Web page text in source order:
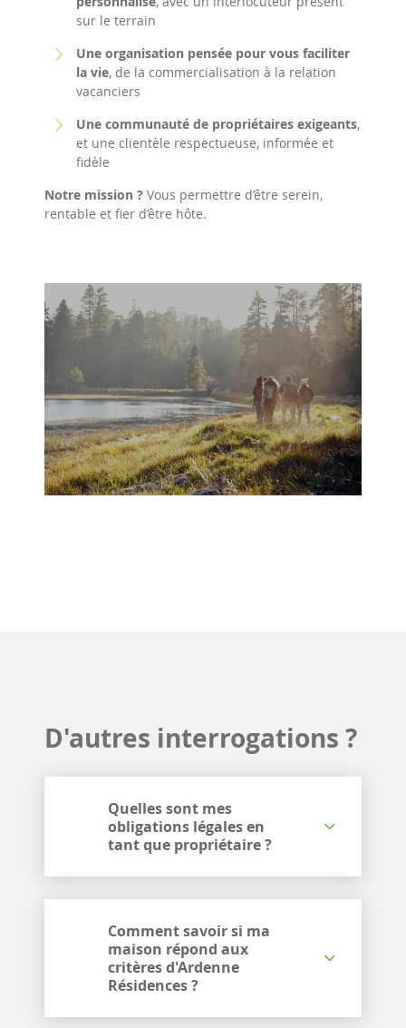
sur le terrain
Une organisation pensée pour vous faciliter
la vie, de la commercialisation à la relation
vacanciers
Une communauté de propriétaires exigeants,
et une clientèle respectueuse, informée et
fidèle
Notre mission ? Vous permettre d’être serein,
rentable et fier d’être hôte.
D'autres interrogations ?
Quelles sont mes
obligations légales en
tant que propriétaire ?
Comment savoir si ma
maison répond aux
critères d'Ardenne
Résidences ?